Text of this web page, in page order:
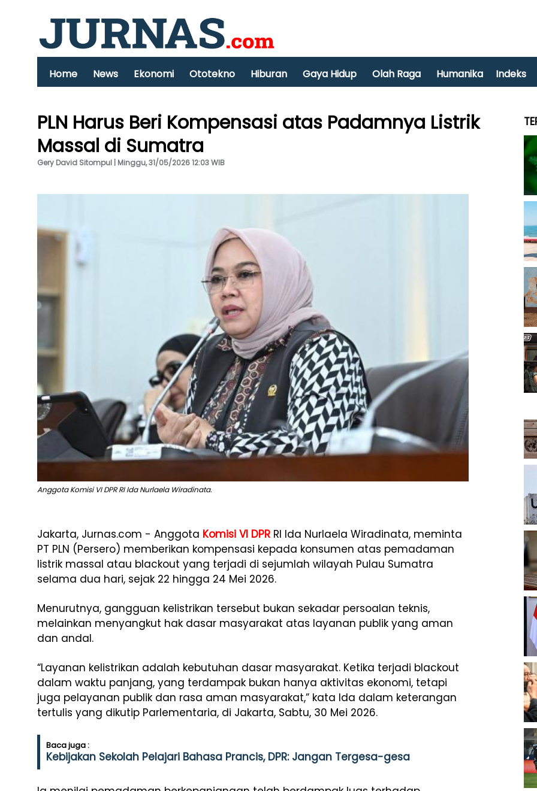
Home News Ekonomi Ototekno Hiburan Gaya Hidup Olah Raga Humanika Indeks
PLN Harus Beri Kompensasi atas Padamnya Listrik
Massal di Sumatra
Gery David Sitompul | Minggu, 31/05/2026 12:03 WIB
Anggota Komisi VI DPR RI Ida Nurlaela Wiradinata.
Jakarta, Jurnas.com - Anggota Komisi VI DPR RI Ida Nurlaela Wiradinata, meminta
PT PLN (Persero) memberikan kompensasi kepada konsumen atas pemadaman
listrik massal atau blackout yang terjadi di sejumlah wilayah Pulau Sumatra
selama dua hari, sejak 22 hingga 24 Mei 2026.
Menurutnya, gangguan kelistrikan tersebut bukan sekadar persoalan teknis,
melainkan menyangkut hak dasar masyarakat atas layanan publik yang aman
dan andal.
“Layanan kelistrikan adalah kebutuhan dasar masyarakat. Ketika terjadi blackout
dalam waktu panjang, yang terdampak bukan hanya aktivitas ekonomi, tetapi
juga pelayanan publik dan rasa aman masyarakat,” kata Ida dalam keterangan
tertulis yang dikutip Parlementaria, di Jakarta, Sabtu, 30 Mei 2026.
Baca juga :
Kebijakan Sekolah Pelajari Bahasa Prancis, DPR: Jangan Tergesa-gesa